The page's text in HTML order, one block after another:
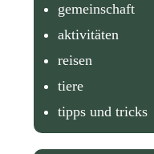
gemeinschaft
aktivitäten
reisen
tiere
tipps und tricks